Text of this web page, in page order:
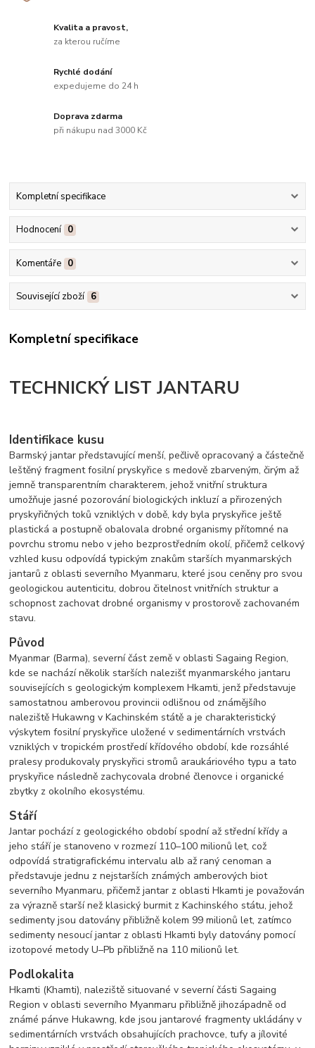
Kvalita a pravost,
za kterou ručíme
Rychlé dodání
expedujeme do 24 h
Doprava zdarma
při nákupu nad 3000 Kč
Kompletní specifikace
Hodnocení 0
Komentáře 0
Související zboží 6
Kompletní specifikace
TECHNICKÝ LIST JANTARU
Identifikace kusu
Barmský jantar představující menší, pečlivě opracovaný a částečně
leštěný fragment fosilní pryskyřice s medově zbarveným, čirým až
jemně transparentním charakterem, jehož vnitřní struktura
umožňuje jasné pozorování biologických inkluzí a přirozených
pryskyřičných toků vzniklých v době, kdy byla pryskyřice ještě
plastická a postupně obalovala drobné organismy přítomné na
povrchu stromu nebo v jeho bezprostředním okolí, přičemž celkový
vzhled kusu odpovídá typickým znakům starších myanmarských
jantarů z oblasti severního Myanmaru, které jsou ceněny pro svou
geologickou autenticitu, dobrou čitelnost vnitřních struktur a
schopnost zachovat drobné organismy v prostorově zachovaném
stavu.
Původ
Myanmar (Barma), severní část země v oblasti Sagaing Region,
kde se nachází několik starších nalezišť myanmarského jantaru
souvisejících s geologickým komplexem Hkamti, jenž představuje
samostatnou amberovou provincii odlišnou od známějšího
naleziště Hukawng v Kachinském státě a je charakteristický
výskytem fosilní pryskyřice uložené v sedimentárních vrstvách
vzniklých v tropickém prostředí křídového období, kde rozsáhlé
pralesy produkovaly pryskyřici stromů araukáriového typu a tato
pryskyřice následně zachycovala drobné členovce i organické
zbytky z okolního ekosystému.
Stáří
Jantar pochází z geologického období spodní až střední křídy a
jeho stáří je stanoveno v rozmezí 110–100 milionů let, což
odpovídá stratigrafickému intervalu alb až raný cenoman a
představuje jednu z nejstarších známých amberových biot
severního Myanmaru, přičemž jantar z oblasti Hkamti je považován
za výrazně starší než klasický burmit z Kachinského státu, jehož
sedimenty jsou datovány přibližně kolem 99 milionů let, zatímco
sedimenty nesoucí jantar z oblasti Hkamti byly datovány pomocí
izotopové metody U–Pb přibližně na 110 milionů let.
Podlokalita
Hkamti (Khamti), naleziště situované v severní části Sagaing
Region v oblasti severního Myanmaru přibližně jihozápadně od
známé pánve Hukawng, kde jsou jantarové fragmenty ukládány v
sedimentárních vrstvách obsahujících prachovce, tufy a jílovité